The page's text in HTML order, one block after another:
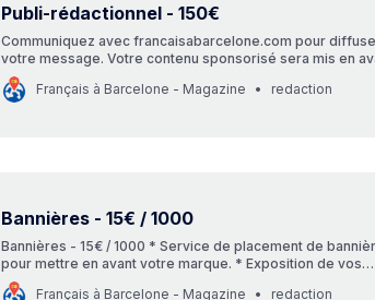
Publi-rédactionnel - 150€
Communiquez avec francaisabarcelone.com pour
votre message. Votre contenu sponsorisé sera mis en
sur notre site, vous offrant la liberté d’y intégrer textes,
photos, liens internet et plus encore. L’article sera partagé
Français à Barcelone - Magazine redaction
Bannières - 15€ / 1000
Bannières - 15€ / 1000 * Service de placement de
pour mettre en avant votre marque. * Exposition de vos
bannières publicitaires en haut et en bas de notre page
Français à Barcelone - Magazine redaction